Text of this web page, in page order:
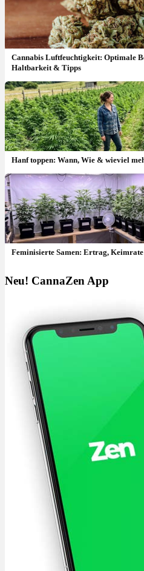
Cannabis Luftfeuchtigkeit: Optimale
Haltbarkeit & Tipps
Hanf toppen: Wann, Wie & wieviel
Feminisierte Samen: Ertrag,
Neu! CannaZen App